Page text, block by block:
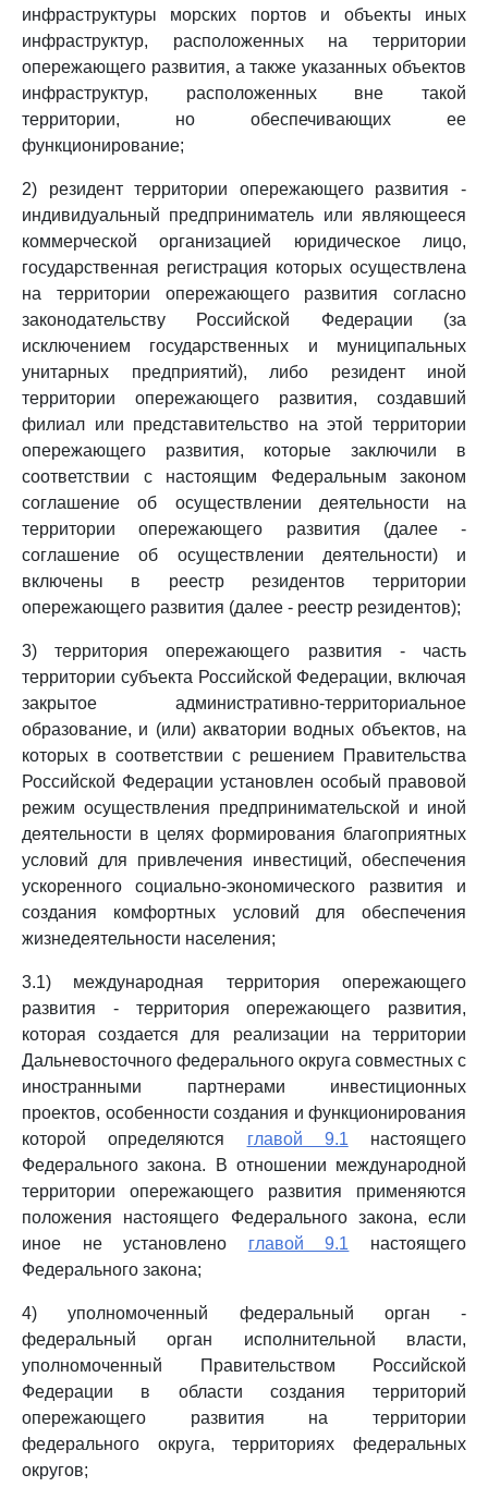
инфраструктуры морских портов и объекты иных
инфраструктур, расположенных на территории
опережающего развития, а также указанных объектов
инфраструктур, расположенных вне такой
территории, но обеспечивающих ее
функционирование;
2) резидент территории опережающего развития -
индивидуальный предприниматель или являющееся
коммерческой организацией юридическое лицо,
государственная регистрация которых осуществлена
на территории опережающего развития согласно
законодательству Российской Федерации (за
исключением государственных и муниципальных
унитарных предприятий), либо резидент иной
территории опережающего развития, создавший
филиал или представительство на этой территории
опережающего развития, которые заключили в
соответствии с настоящим Федеральным законом
соглашение об осуществлении деятельности на
территории опережающего развития (далее -
соглашение об осуществлении деятельности) и
включены в реестр резидентов территории
опережающего развития (далее - реестр резидентов);
3) территория опережающего развития - часть
территории субъекта Российской Федерации, включая
закрытое административно-территориальное
образование, и (или) акватории водных объектов, на
которых в соответствии с решением Правительства
Российской Федерации установлен особый правовой
режим осуществления предпринимательской и иной
деятельности в целях формирования благоприятных
условий для привлечения инвестиций, обеспечения
ускоренного социально-экономического развития и
создания комфортных условий для обеспечения
жизнедеятельности населения;
3.1) международная территория опережающего
развития - территория опережающего развития,
которая создается для реализации на территории
Дальневосточного федерального округа совместных с
иностранными партнерами инвестиционных
проектов, особенности создания и функционирования
которой определяются главой 9.1 настоящего
Федерального закона. В отношении международной
территории опережающего развития применяются
положения настоящего Федерального закона, если
иное не установлено главой 9.1 настоящего
Федерального закона;
4) уполномоченный федеральный орган -
федеральный орган исполнительной власти,
уполномоченный Правительством Российской
Федерации в области создания территорий
опережающего развития на территории
федерального округа, территориях федеральных
округов;